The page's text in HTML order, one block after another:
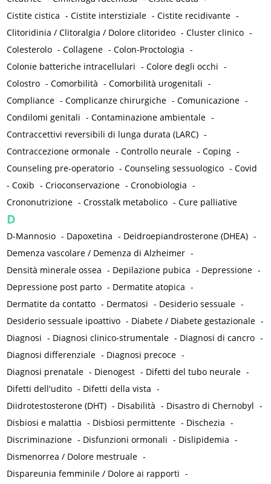
Cistite cistica -Cistite interstiziale -Cistite recidivante -
Clitoridinia / Clitoralgia / Dolore clitorideo -Cluster clinico -
Colesterolo -Collagene -Colon-Proctologia -
Colonie batteriche intracellulari -Colore degli occhi -
Colostro -Comorbilità -Comorbilità urogenitali -
Compliance -Complicanze chirurgiche -Comunicazione -
Condilomi genitali -Contaminazione ambientale -
Contraccettivi reversibili di lunga durata (LARC) -
Contraccezione ormonale -Controllo neurale -Coping -
Counseling pre-operatorio -Counseling sessuologico -Covid
-Coxib -Crioconservazione -Cronobiologia -
Crononutrizione -Crosstalk metabolico -Cure palliative
D
D-Mannosio - Dapoxetina - Deidroepiandrosterone (DHEA) -
Demenza vascolare / Demenza di Alzheimer -
Densità minerale ossea - Depilazione pubica - Depressione -
Depressione post parto - Dermatite atopica -
Dermatite da contatto - Dermatosi - Desiderio sessuale -
Desiderio sessuale ipoattivo - Diabete / Diabete gestazionale -
Diagnosi - Diagnosi clinico-strumentale - Diagnosi di cancro -
Diagnosi differenziale - Diagnosi precoce -
Diagnosi prenatale - Dienogest - Difetti del tubo neurale -
Difetti dell'udito - Difetti della vista -
Diidrotestosterone (DHT) - Disabilità - Disastro di Chernobyl -
Disbiosi e malattia - Disbiosi permittente - Dischezia -
Discriminazione - Disfunzioni ormonali - Dislipidemia -
Dismenorrea / Dolore mestruale -
Dispareunia femminile / Dolore ai rapporti -